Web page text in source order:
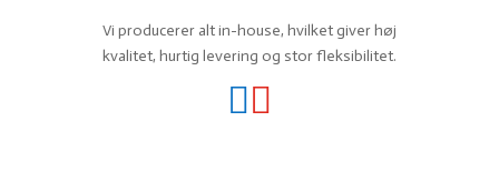
Vi producerer alt in-house, hvilket giver høj
kvalitet, hurtig levering og stor fleksibilitet.
